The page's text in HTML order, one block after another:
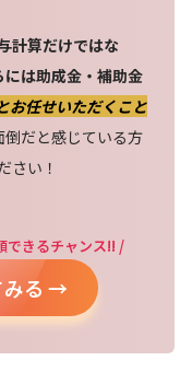
計算だけではな
は助成金・補助金
お任せいただくこと
だと感じている方
さい！
できるチャンス!! /
みる →